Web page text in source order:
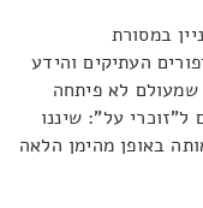
במסורת
העתיקים והידע
לא פיתחה
על": שיננו
באופן מהימן הלאה